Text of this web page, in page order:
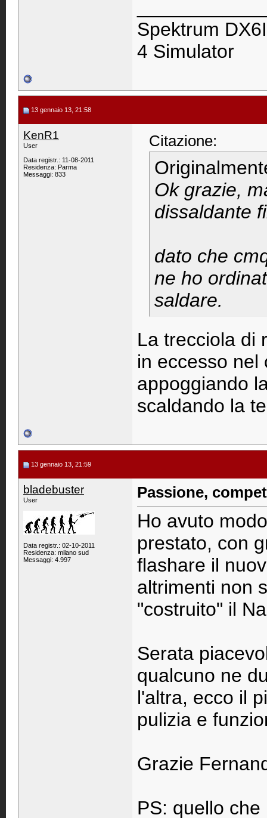
Spektrum
4 Simulator
13 gennaio 13, 21:58
KenR1
User
Data registr.: 11-08-2011
Residenza: Parma
Messaggi: 833
Citazione:
Ok grazie,
dissaldante
dato che
ne ho
saldare.
La trecciola di
in eccesso nel
appoggiando
scaldando la
13 gennaio 13, 21:59
bladebuster
User
Data registr.: 02-10-2011
Residenza: milano sud
Messaggi: 4.997
Passione,
Ho avuto
prestato, con
flashare il
altrimenti non
"costruito" il
Serata
qualcuno ne
l'altra, ecco il
pulizia e
Grazie
PS: quello